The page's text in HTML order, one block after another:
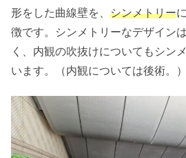
形をした曲線壁を、 シンメトリー
徴です。シンメトリーなデザイン
く、内観の吹抜けについてもシン
います。（内観については後術。）